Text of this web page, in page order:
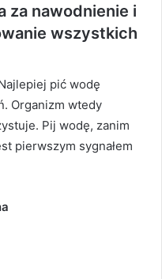
za nawodnienie i
wszystkich
pić wodę
Organizm wtedy
Pij wodę, zanim
pierwszym sygnałem